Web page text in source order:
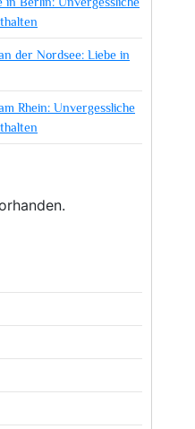
der Nordsee: Liebe in
Rhein: Unvergessliche